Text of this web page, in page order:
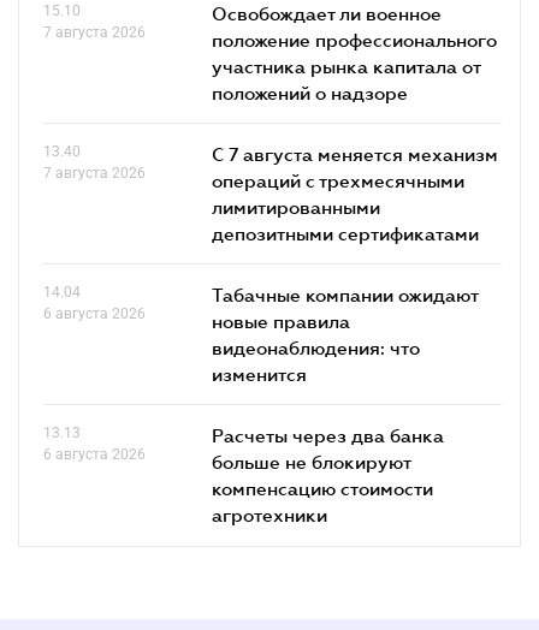
15.10
7 августа 2026
Освобождает ли военное
положение профессионального
участника рынка капитала от
положений о надзоре
13.40
7 августа 2026
С 7 августа меняется механизм
операций с трехмесячными
лимитированными
депозитными сертификатами
14.04
6 августа 2026
Табачные компании ожидают
новые правила
видеонаблюдения: что
изменится
13.13
6 августа 2026
Расчеты через два банка
больше не блокируют
компенсацию стоимости
агротехники